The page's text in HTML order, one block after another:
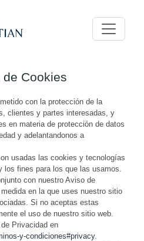
Cookies
con la protección de la
clientes y partes interesadas, y
en materia de protección de datos
y adelantandonos a
usadas las cookies y tecnologías
fines para los que las usamos.
con nuestro Aviso de
en la que uses nuestro sitio
Si no aceptas estas
el uso de nuestro sitio web.
Privacidad en
y-condiciones#privacy.